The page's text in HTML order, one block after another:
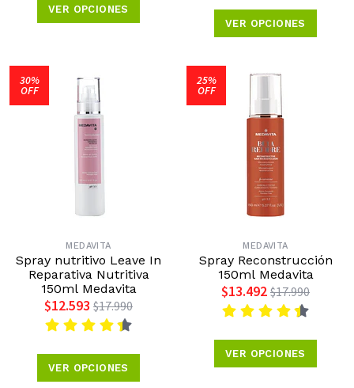
VER OPCIONES
VER OPCIONES
30%
OFF
MEDAVITA
Spray nutritivo Leave In
Reparativa Nutritiva
150ml Medavita
$12.593 $17.990
VER OPCIONES
25%
OFF
MEDAVITA
Spray Reconstrucción
150ml Medavita
$13.492 $17.990
VER OPCIONES